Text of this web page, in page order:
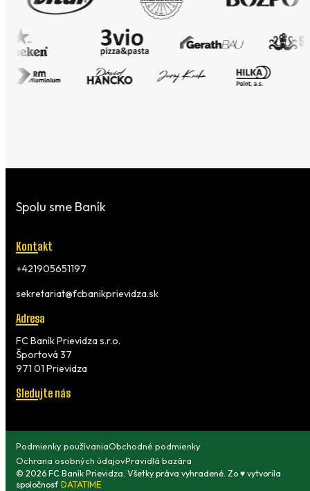
Spolu sme Baník
Kontakt
+421905651197
sekretariat@fcbanikprievidza.sk
Adresa
FC Baník Prievidza s.r.o.
Športová 37
971 01 Prievidza
Sledujte nás
© 2026 FC Baník Prievidza. Všetky práva vyhradené. Zo ♥ vytvorila
spoločnosť DATATIME
Podmienky používaniaObchodné podmienky
Ochrana osobných údajovPravidlá bazára